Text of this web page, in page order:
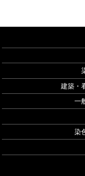
建築・
一
染